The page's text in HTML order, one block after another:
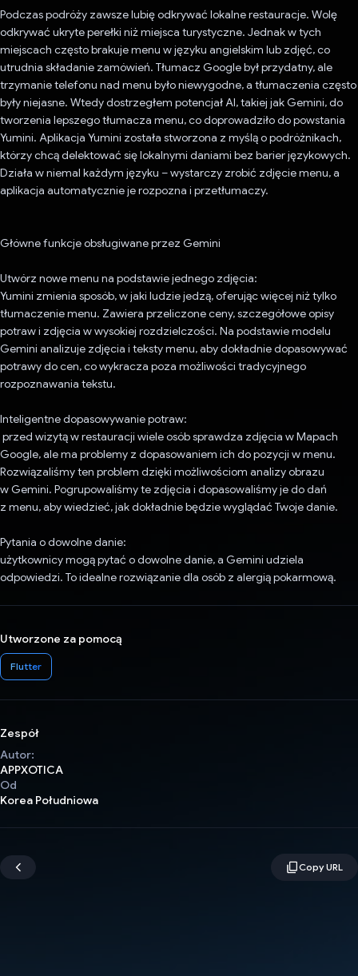
Podczas podróży zawsze lubię odkrywać lokalne restauracje. Wolę
odkrywać ukryte perełki niż miejsca turystyczne. Jednak w tych
miejscach często brakuje menu w języku angielskim lub zdjęć, co
utrudnia składanie zamówień. Tłumacz Google był przydatny, ale
trzymanie telefonu nad menu było niewygodne, a tłumaczenia często
były niejasne. Wtedy dostrzegłem potencjał AI, takiej jak Gemini, do
tworzenia lepszego tłumacza menu, co doprowadziło do powstania
Yumini. Aplikacja Yumini została stworzona z myślą o podróżnikach,
którzy chcą delektować się lokalnymi daniami bez barier językowych.
Działa w niemal każdym języku – wystarczy zrobić zdjęcie menu, a
aplikacja automatycznie je rozpozna i przetłumaczy.
Główne funkcje obsługiwane przez Gemini
Utwórz nowe menu na podstawie jednego zdjęcia:
Yumini zmienia sposób, w jaki ludzie jedzą, oferując więcej niż tylko
tłumaczenie menu. Zawiera przeliczone ceny, szczegółowe opisy
potraw i zdjęcia w wysokiej rozdzielczości. Na podstawie modelu
Gemini analizuje zdjęcia i teksty menu, aby dokładnie dopasowywać
potrawy do cen, co wykracza poza możliwości tradycyjnego
rozpoznawania tekstu.
Inteligentne dopasowywanie potraw:
przed wizytą w restauracji wiele osób sprawdza zdjęcia w Mapach
Google, ale ma problemy z dopasowaniem ich do pozycji w menu.
Rozwiązaliśmy ten problem dzięki możliwościom analizy obrazu
w Gemini. Pogrupowaliśmy te zdjęcia i dopasowaliśmy je do dań
z menu, aby wiedzieć, jak dokładnie będzie wyglądać Twoje danie.
Pytania o dowolne danie:
użytkownicy mogą pytać o dowolne danie, a Gemini udziela
odpowiedzi. To idealne rozwiązanie dla osób z alergią pokarmową.
Utworzone za pomocą
Flutter
Zespół
Autor:
APPXOTICA
Od
Korea Południowa